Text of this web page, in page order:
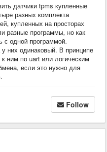
датчики tpms купленные
разных комплекта
купленных на просторах
разные программы, но как
с одной программой.
них одинаковый. В принципе
ним по uart или логическим
если это нужно для
Follow